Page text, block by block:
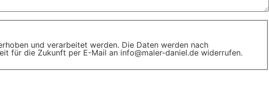
und verarbeitet werden. Die Daten werden nach
für die Zukunft per E-Mail an info@maler-daniel.de widerrufen.